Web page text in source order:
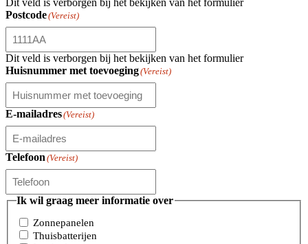
Postcode(Vereist)
Dit veld is verborgen bij het bekijken van het formulier
Huisnummer met toevoeging(Vereist)
E-mailadres(Vereist)
Telefoon (Vereist)
Ik wil graag meer informatie over
Zonnepanelen
Thuisbatterijen